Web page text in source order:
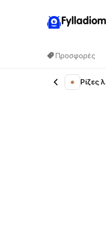
Προσφορές
Ρίζες